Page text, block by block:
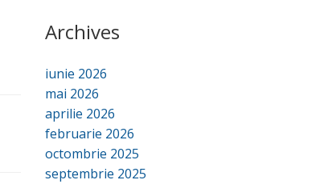
Archives
iunie 2026
mai 2026
aprilie 2026
februarie 2026
octombrie 2025
septembrie 2025